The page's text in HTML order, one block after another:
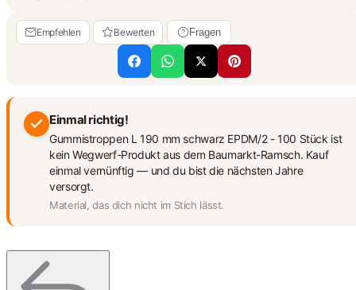
Empfehlen Bewerten Fragen
Einmal richtig!
Gummistroppen L 190 mm schwarz EPDM/2 - 100 Stück ist
kein Wegwerf-Produkt aus dem Baumarkt-Ramsch. Kauf
einmal vernünftig — und du bist die nächsten Jahre
versorgt.
Material, das dich nicht im Stich lässt.